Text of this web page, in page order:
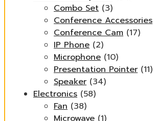
Combo Set (3)
Conference Accessories
Conference Cam (17)
IP Phone (2)
Microphone (10)
Presentation Pointer (11)
Speaker (34)
Electronics (58)
Fan (38)
Microwave (1)